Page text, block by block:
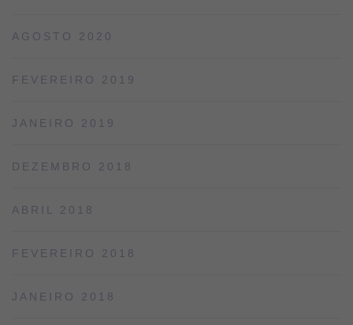
AGOSTO 2020
FEVEREIRO 2019
JANEIRO 2019
DEZEMBRO 2018
ABRIL 2018
FEVEREIRO 2018
JANEIRO 2018